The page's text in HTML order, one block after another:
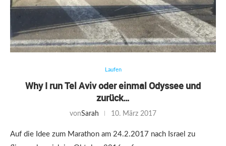
Laufen
Why I run Tel Aviv oder einmal Odyssee und
zurück…
vonSarah 10. März 2017
Auf die Idee zum Marathon am 24.2.2017 nach Israel zu